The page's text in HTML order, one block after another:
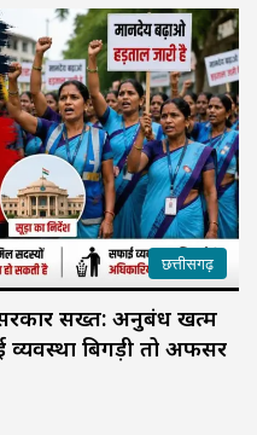
छत्तीसगढ़
सरकार सख्त: अनुबंध खत्म
बिगड़ी तो अफसर